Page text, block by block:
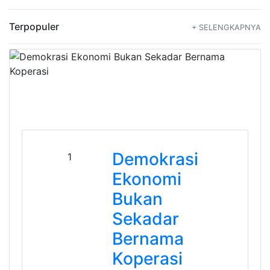
Terpopuler + SELENGKAPNYA
1
Demokrasi
Ekonomi
Bukan
Sekadar
Bernama
Koperasi